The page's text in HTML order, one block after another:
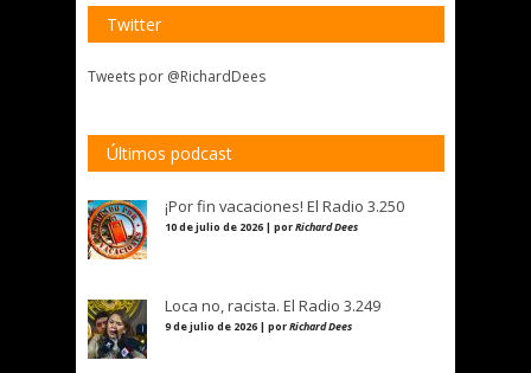
Twitter
Tweets por @RichardDees
Últimos podcast
¡Por fin vacaciones! El Radio 3.250
10 de julio de 2026 | porRichard Dees
Loca no, racista. El Radio 3.249
9 de julio de 2026 | porRichard Dees